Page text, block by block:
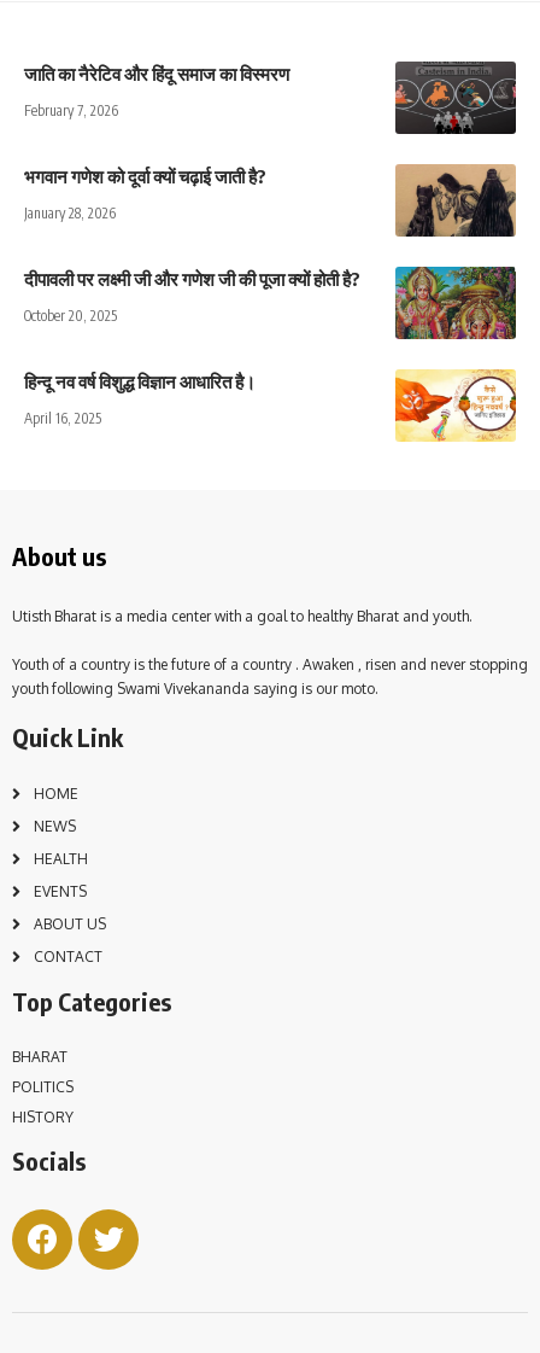
जाति का नैरेटिव और हिंदू समाज का विस्मरण
February 7, 2026
भगवान गणेश को दूर्वा क्यों चढ़ाई जाती है?
January 28, 2026
दीपावली पर लक्ष्मी जी और गणेश जी की पूजा क्यों होती है?
October 20, 2025
हिन्दू नव वर्ष विशुद्ध विज्ञान आधारित है।
April 16, 2025
About us
Utisth Bharat is a media center with a goal to healthy Bharat and youth.
Youth of a country is the future of a country . Awaken , risen and never stopping
youth following Swami Vivekananda saying is our moto.
Quick Link
HOME
NEWS
HEALTH
EVENTS
ABOUT US
CONTACT
Top Categories
BHARAT
POLITICS
HISTORY
Socials